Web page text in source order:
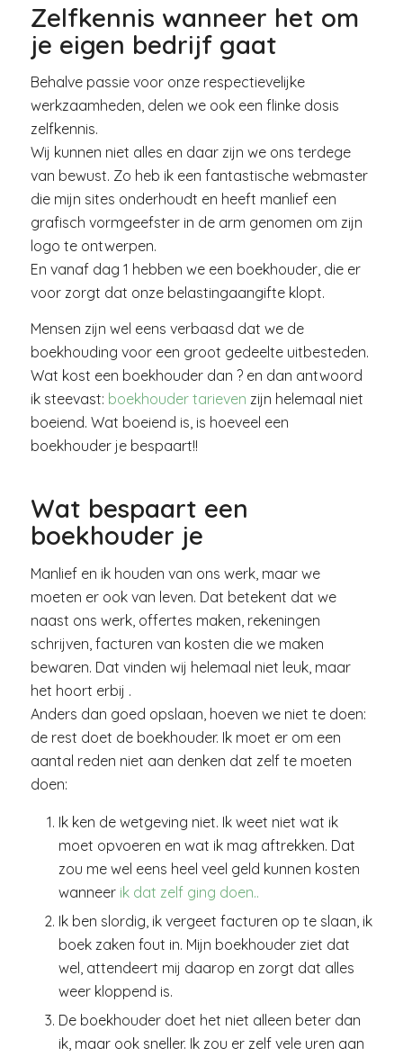
Zelfkennis wanneer het om
je eigen bedrijf gaat
Behalve passie voor onze respectievelijke
werkzaamheden, delen we ook een flinke dosis
zelfkennis.
Wij kunnen niet alles en daar zijn we ons terdege
van bewust. Zo heb ik een fantastische webmaster
die mijn sites onderhoudt en heeft manlief een
grafisch vormgeefster in de arm genomen om zijn
logo te ontwerpen.
En vanaf dag 1 hebben we een boekhouder, die er
voor zorgt dat onze belastingaangifte klopt.
Mensen zijn wel eens verbaasd dat we de
boekhouding voor een groot gedeelte uitbesteden.
Wat kost een boekhouder dan ? en dan antwoord
ik steevast: boekhouder tarieven zijn helemaal niet
boeiend. Wat boeiend is, is hoeveel een
boekhouder je bespaart!!
Wat bespaart een
boekhouder je
Manlief en ik houden van ons werk, maar we
moeten er ook van leven. Dat betekent dat we
naast ons werk, offertes maken, rekeningen
schrijven, facturen van kosten die we maken
bewaren. Dat vinden wij helemaal niet leuk, maar
het hoort erbij .
Anders dan goed opslaan, hoeven we niet te doen:
de rest doet de boekhouder. Ik moet er om een
aantal reden niet aan denken dat zelf te moeten
doen:
Ik ken de wetgeving niet. Ik weet niet wat ik
moet opvoeren en wat ik mag aftrekken. Dat
zou me wel eens heel veel geld kunnen kosten
wanneer ik dat zelf ging doen..
Ik ben slordig, ik vergeet facturen op te slaan, ik
boek zaken fout in. Mijn boekhouder ziet dat
wel, attendeert mij daarop en zorgt dat alles
weer kloppend is.
De boekhouder doet het niet alleen beter dan
ik, maar ook sneller. Ik zou er zelf vele uren aan